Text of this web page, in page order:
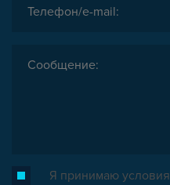
Я принимаю условия